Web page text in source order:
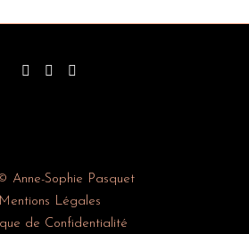
Anne-Sophie Pasquet
Mentions Légales
de Confidentialité